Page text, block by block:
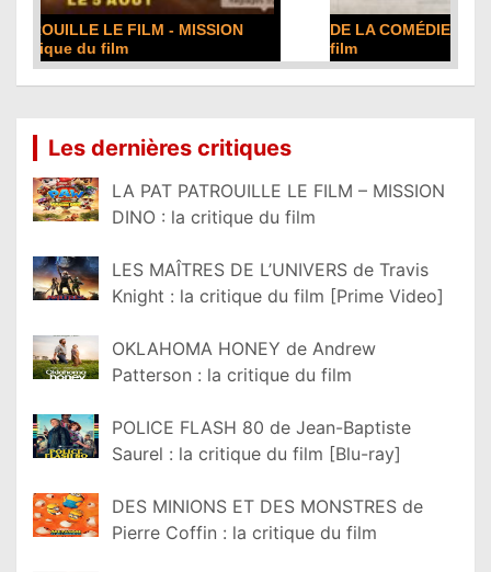
DE LA COMÉDIE-FRANÇAISE : la critique du
film
Les dernières critiques
LA PAT PATROUILLE LE FILM – MISSION
DINO : la critique du film
LES MAÎTRES DE L’UNIVERS de Travis
Knight : la critique du film [Prime Video]
OKLAHOMA HONEY de Andrew
Patterson : la critique du film
POLICE FLASH 80 de Jean-Baptiste
Saurel : la critique du film [Blu-ray]
DES MINIONS ET DES MONSTRES de
Pierre Coffin : la critique du film